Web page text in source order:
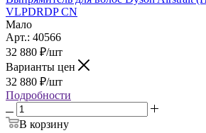
VLPDRDP CN
Мало
Арт.: 40566
32 880 ₽/шт
Варианты цен
32 880 ₽/шт
Подробности
В корзину